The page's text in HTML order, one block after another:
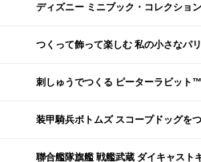
ディズニー ミニブック・コレクショ
つくって飾って楽しむ 私の小さなパ
刺しゅうでつくる ピーターラビット
装甲騎兵ボトムズ スコープドッグを
聯合艦隊旗艦 戦艦武蔵 ダイキャスト